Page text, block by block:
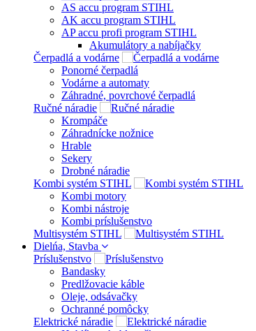
AS accu program STIHL
AK accu program STIHL
AP accu profi program STIHL
Akumulátory a nabíjačky
Čerpadlá a vodárne
Ponorné čerpadlá
Vodárne a automaty
Záhradné, povrchové čerpadlá
Ručné náradie
Krompáče
Záhradnícke nožnice
Hrable
Sekery
Drobné náradie
Kombi systém STIHL
Kombi motory
Kombi nástroje
Kombi príslušenstvo
Multisystém STIHL
Dielńa, Stavba
Príslušenstvo
Bandasky
Predlžovacie káble
Oleje, odsávačky
Ochranné pomôcky
Elektrické náradie